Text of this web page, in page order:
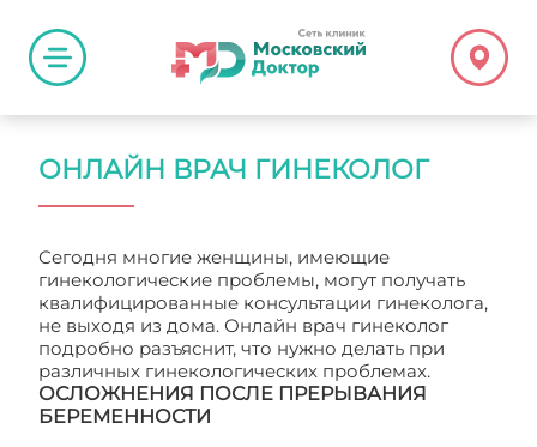
ОНЛАЙН ВРАЧ ГИНЕКОЛОГ
Сегодня многие женщины, имеющие
гинекологические проблемы, могут получать
квалифицированные консультации гинеколога,
не выходя из дома. Онлайн врач гинеколог
подробно разъяснит, что нужно делать при
различных гинекологических проблемах.
ОСЛОЖНЕНИЯ ПОСЛЕ ПРЕРЫВАНИЯ
БЕРЕМЕННОСТИ